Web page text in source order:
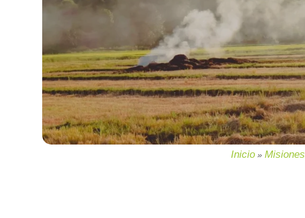
Inicio » Misiones